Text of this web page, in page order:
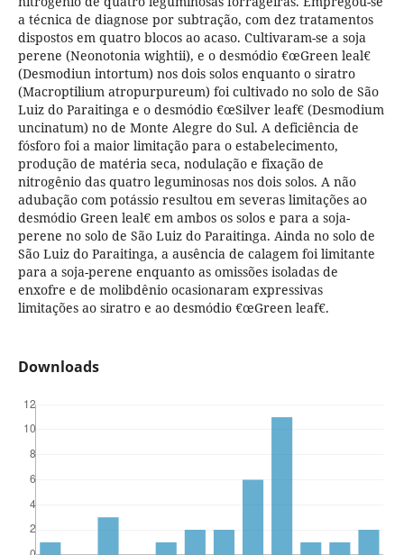
a técnica de diagnose por subtração, com dez tratamentos
dispostos em quatro blocos ao acaso. Cultivaram-se a soja
perene (Neonotonia wightii), e o desmódio €œGreen leal€
(Desmodiun intortum) nos dois solos enquanto o siratro
(Macroptilium atropurpureum) foi cultivado no solo de São
Luiz do Paraitinga e o desmódio €œSilver leaf€ (Desmodium
uncinatum) no de Monte Alegre do Sul. A deficiência de
fósforo foi a maior limitação para o estabelecimento,
produção de matéria seca, nodulação e fixação de
nitrogênio das quatro leguminosas nos dois solos. A não
adubação com potássio resultou em severas limitações ao
desmódio Green leal€ em ambos os solos e para a soja-
perene no solo de São Luiz do Paraitinga. Ainda no solo de
São Luiz do Paraitinga, a ausência de calagem foi limitante
para a soja-perene enquanto as omissões isoladas de
enxofre e de molibdênio ocasionaram expressivas
limitações ao siratro e ao desmódio €œGreen leaf€.
Downloads